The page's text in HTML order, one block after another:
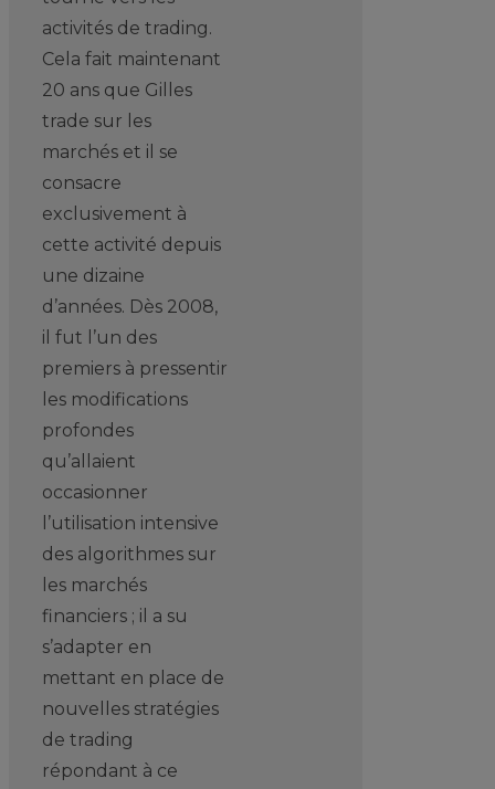
activités de trading.
Cela fait maintenant
20 ans que Gilles
trade sur les
marchés et il se
consacre
exclusivement à
cette activité depuis
une dizaine
d’années. Dès 2008,
il fut l’un des
premiers à pressentir
les modifications
profondes
qu’allaient
occasionner
l’utilisation intensive
des algorithmes sur
les marchés
financiers ; il a su
s’adapter en
mettant en place de
nouvelles stratégies
de trading
répondant à ce